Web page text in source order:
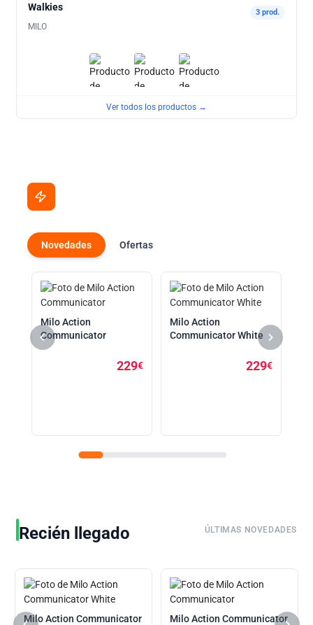
Walkies
MILO
3 prod.
Ver todos los productos →
Novedades Ofertas
Milo Action
Communicator
229€
Milo Action
Communicator White
229€
Recién llegado ÚLTIMAS NOVEDADES
Milo Action Communicator
Milo Action Communicator